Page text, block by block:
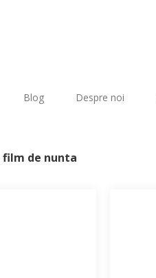
Blog Despre noi
film de nunta